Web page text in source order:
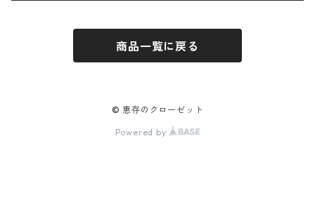
商品一覧に戻る
© 恵存のクローゼット
Powered by